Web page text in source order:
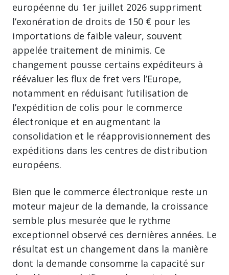
européenne du 1er juillet 2026 suppriment
l’exonération de droits de 150 € pour les
importations de faible valeur, souvent
appelée traitement de minimis. Ce
changement pousse certains expéditeurs à
réévaluer les flux de fret vers l’Europe,
notamment en réduisant l’utilisation de
l’expédition de colis pour le commerce
électronique et en augmentant la
consolidation et le réapprovisionnement des
expéditions dans les centres de distribution
européens.
Bien que le commerce électronique reste un
moteur majeur de la demande, la croissance
semble plus mesurée que le rythme
exceptionnel observé ces dernières années. Le
résultat est un changement dans la manière
dont la demande consomme la capacité sur